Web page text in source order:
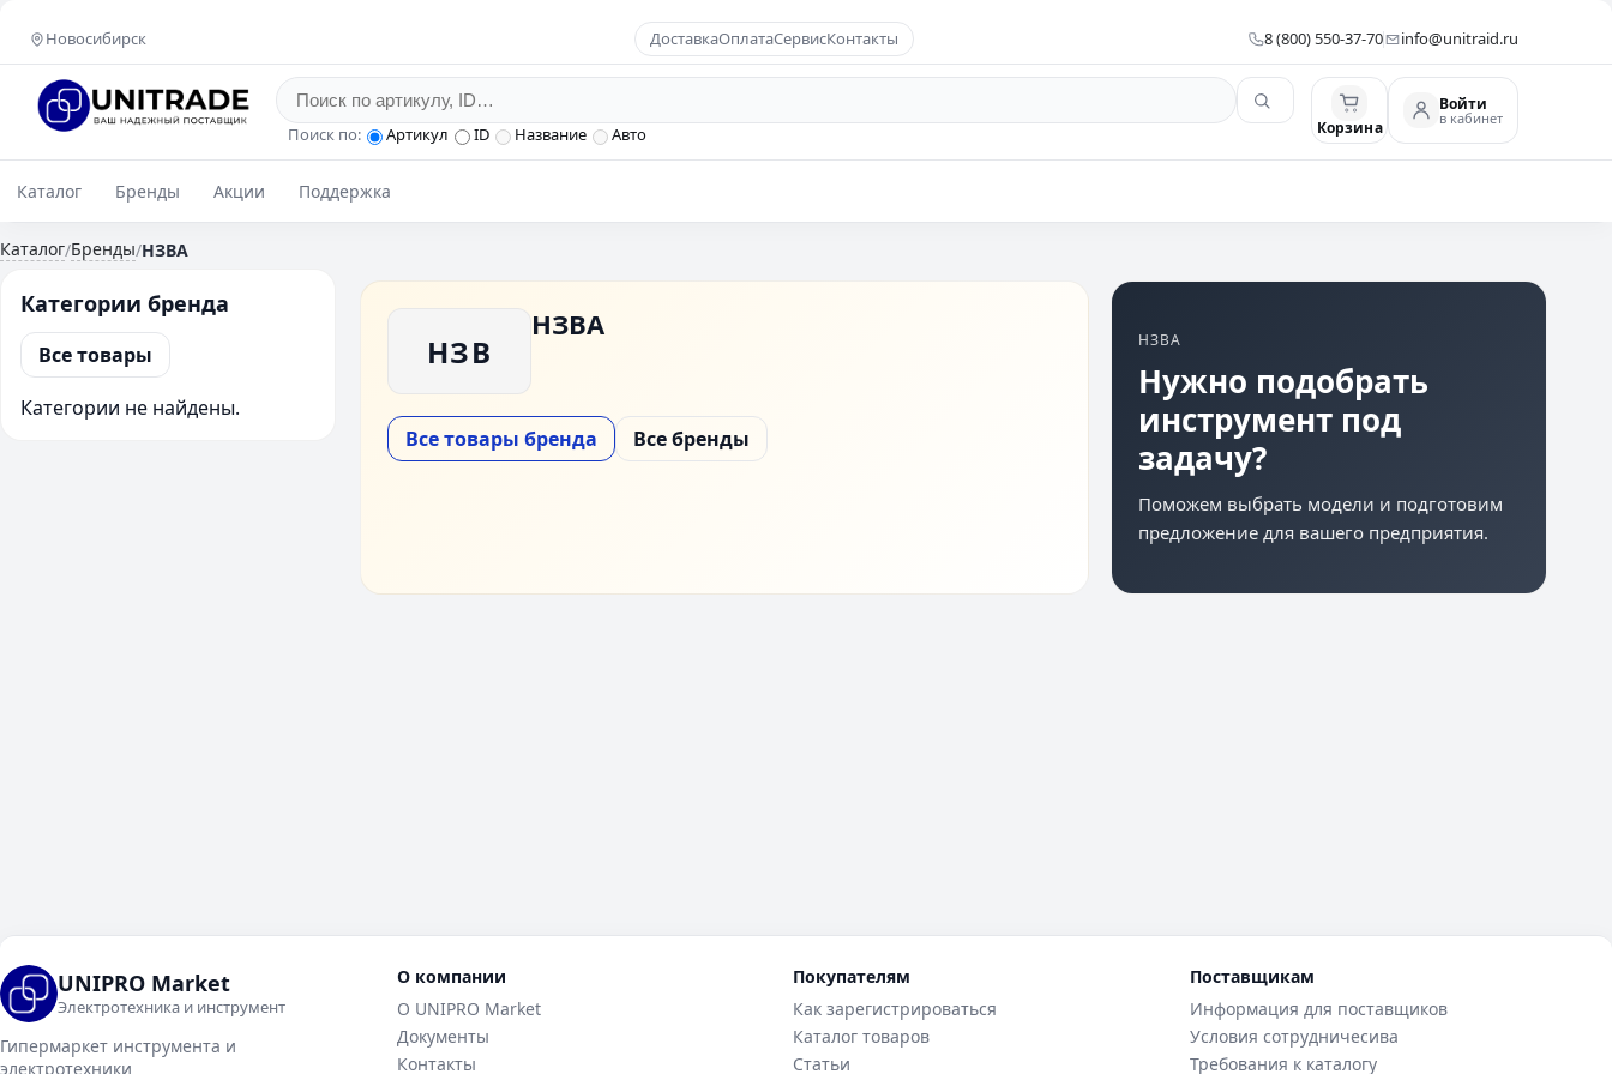
Новосибирск ДоставкаОплатаСервисКонтакты 8 (800) 550-37-70 info@unitraid.ru
Поиск по: Артикул ID Название Авто Корзина
Войти
в кабинет
Каталог Бренды Акции Поддержка
Каталог/Бренды/НЗВА
Категории бренда
Все товары
Категории не найдены.
НЗВ
НЗВА
Все товары бренда Все бренды
НЗВА
Нужно подобрать
инструмент под
задачу?
Поможем выбрать модели и подготовим
предложение для вашего предприятия.
UNIPRO Market
Электротехника и инструмент
Гипермаркет инструмента и
электротехники
О компании
О UNIPRO Market
Документы
Контакты
Покупателям
Как зарегистрироваться
Каталог товаров
Статьи
Поставщикам
Информация для поставщиков
Условия сотрудничесива
Требования к каталогу